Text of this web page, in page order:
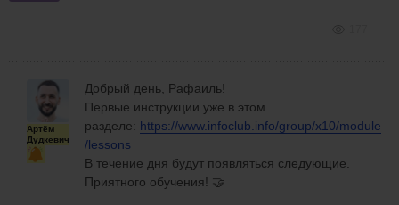
Артём
Дудкевич
Добрый день, Рафаиль!
Первые инструкции уже в этом
разделе: https://www.infoclub.info/group/x10/module
/lessons
В течение дня будут появляться следующие.
Приятного обучения! 🤝